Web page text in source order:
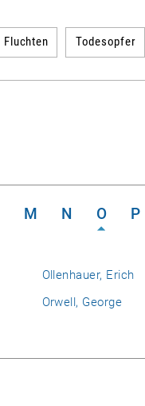
Fluchten Todesopfer
M N O
P
Ollenhauer, Erich
Orwell, George